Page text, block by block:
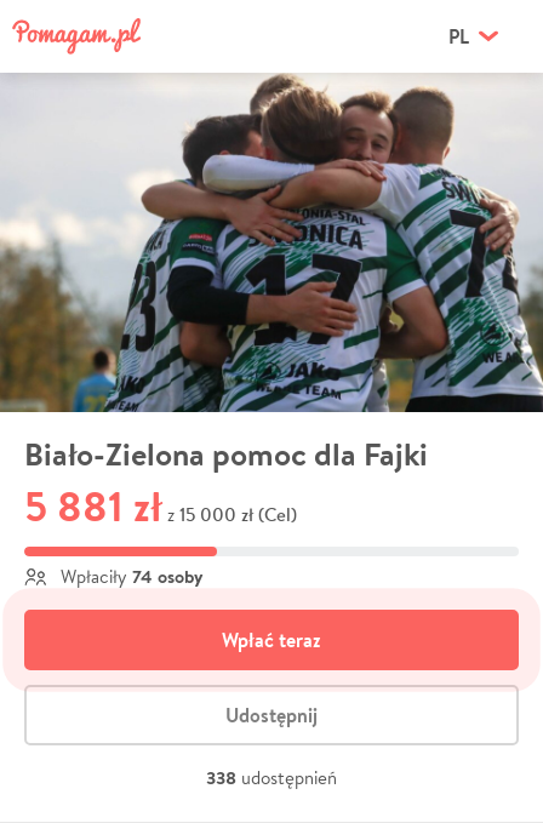
PL
Biało-Zielona pomoc dla Fajki
5 881 zł z 15 000 zł (Cel)
Wpłaciły 74 osoby
Wpłać teraz
Udostępnij
338 udostępnień